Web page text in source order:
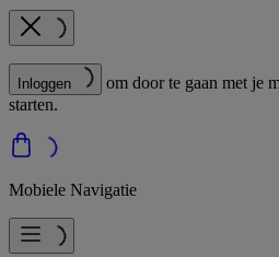
Inloggen
om door te gaan met je
starten.
Mobiele Navigatie